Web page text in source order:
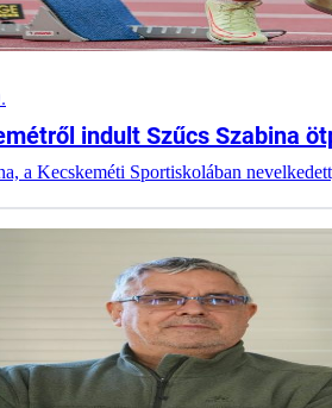
indult Szűcs Szabina
a Kecskeméti Sportiskolában